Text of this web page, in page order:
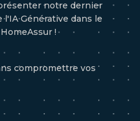
notre dernier
Générative dans le
!
compromettre vos